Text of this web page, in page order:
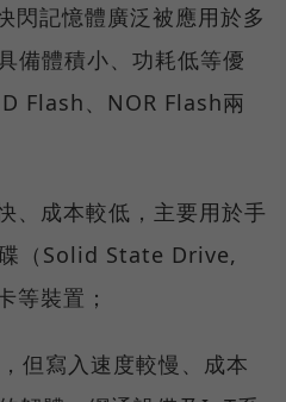
閃記憶體廣泛被應用於多
備體積小、功耗低等優
Flash、NOR Flash兩
、成本較低，主要用於手
（Solid State Drive,
等裝置；
但寫入速度較慢、成本